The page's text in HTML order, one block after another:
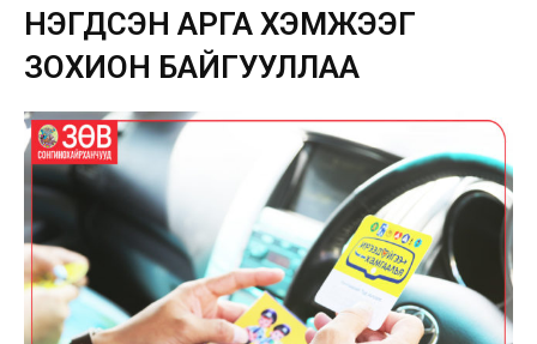
НЭГДСЭН АРГА ХЭМЖЭЭГ
ЗОХИОН БАЙГУУЛЛАА